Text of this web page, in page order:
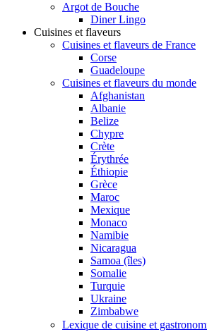
Argot de Bouche
Diner Lingo
Cuisines et flaveurs
Cuisines et flaveurs de France
Corse
Guadeloupe
Cuisines et flaveurs du monde
Afghanistan
Albanie
Belize
Chypre
Crète
Érythrée
Éthiopie
Grèce
Maroc
Mexique
Monaco
Namibie
Nicaragua
Samoa (îles)
Somalie
Turquie
Ukraine
Zimbabwe
Lexique de cuisine et